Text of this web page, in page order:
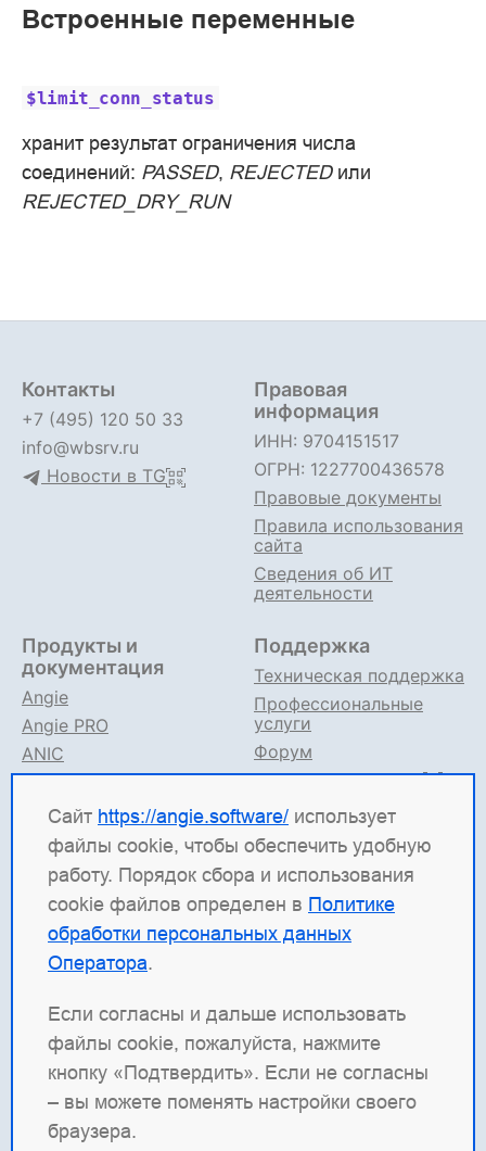
Встроенные переменные
$limit_conn_status
хранит результат ограничения числа
соединений: PASSED, REJECTEDили
REJECTED_DRY_RUN
Сайт https://angie.software/ использует
файлы cookie, чтобы обеспечить удобную
работу. Порядок сбора и использования
cookie файлов определен в Политике
обработки персональных данных
Оператора.
Если согласны и дальше использовать
файлы cookie, пожалуйста, нажмите
кнопку «Подтвердить». Если не согласны
– вы можете поменять настройки своего
браузера.
Контакты
+7 (495) 120 50 33
info@wbsrv.ru
Новости в TG
Правовая
информация
ИНН: 9704151517
ОГРН: 1227700436578
Правовые документы
Правила использования
сайта
Сведения об ИТ
деятельности
Продукты и
документация
Angie
Angie PRO
ANIC
Angie ADC
Документация
Поддержка
Техническая поддержка
Профессиональные
услуги
Форум
Поддержка в TG
Angie Software(ООО "Веб-Сервер") — российская
ИТ-компания, которая развивает решения для
высоконагруженных систем. Среди наших
продуктов: система балансировки
(контроллер доставки приложений), веб-сервер
Angie PROиAngie Ingress Controller(ANIC) —
решение для управления трафиком
контейнеризированных приложений в Kubernetes.
Наша отдельная гордость — веб-сервер с
открытым кодом